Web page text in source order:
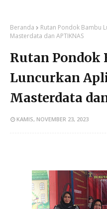
Beranda
Rutan Pondok Bambu
Masterdata dan APTIKNAS
Rutan Pondok
Luncurkan
Masterdata
KAMIS, NOVEMBER 23, 2023